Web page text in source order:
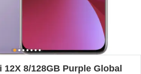
8/128GB Purple Global